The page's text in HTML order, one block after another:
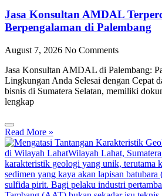
Jasa Konsultan AMDAL
Berpengalaman di Palembang
August 7, 2026 No Comments
Jasa Konsultan AMDAL di Palembang:
Lingkungan Anda Selesai dengan Cepat
bisnis di Sumatera Selatan, memiliki
lengkap
Read More »